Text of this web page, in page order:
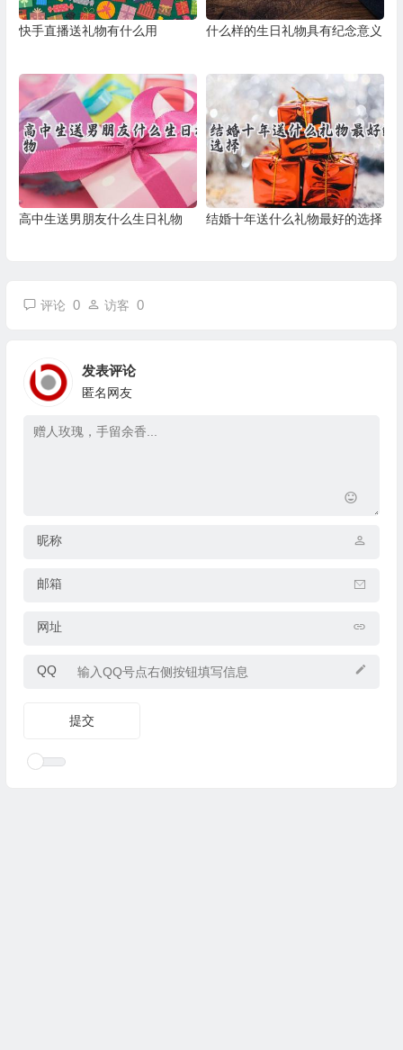
快手直播送礼物有什么用 什么样的生日礼物具有纪念意义
高中生送男朋友什么生日礼物 结婚十年送什么礼物最好的选择
评论 0 访客 0
发表评论
匿名网友
昵称
邮箱
网址
QQ